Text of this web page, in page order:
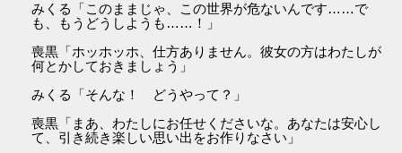
みくる「このままじゃ、この世界が危ないんです……で
も、もうどうしようも……！」
喪黒「ホッホッホ、仕方ありません。彼女の方はわたしが
何とかしておきましょう」
みくる「そんな！ どうやって？」
喪黒「まあ、わたしにお任せくださいな。あなたは安心し
て、引き続き楽しい思い出をお作りなさい」